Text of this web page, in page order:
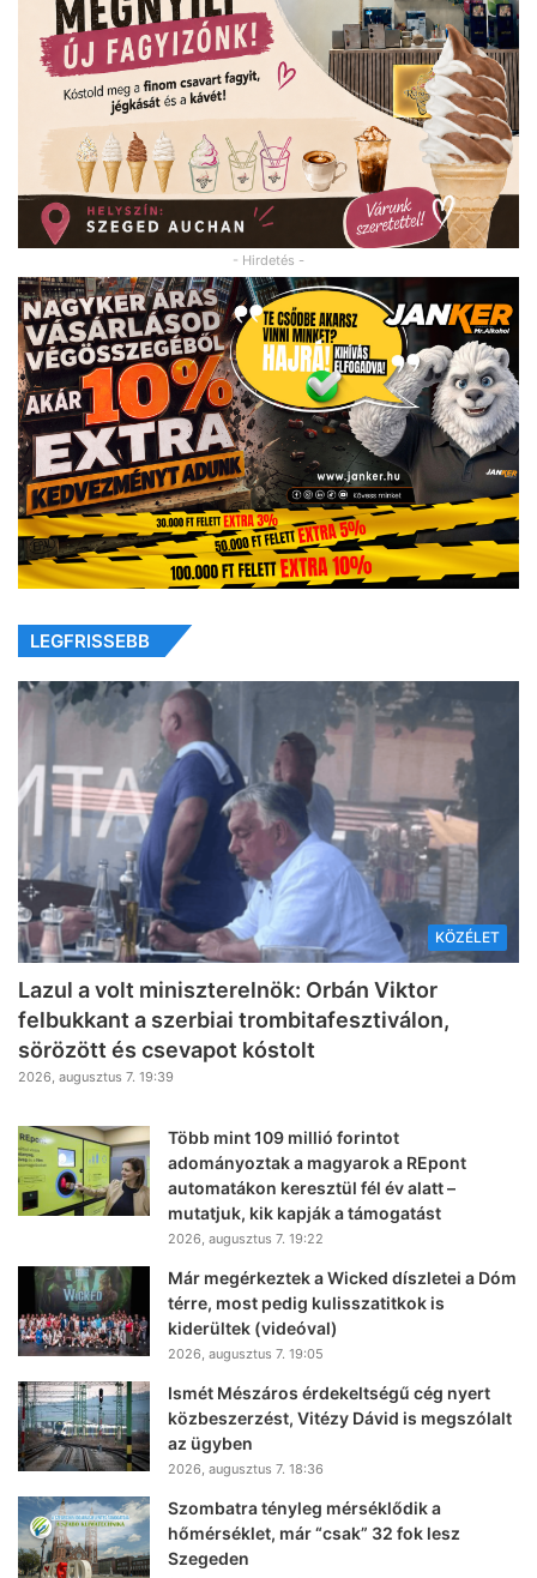
- Hirdetés -
LEGFRISSEBB
KÖZÉLET
Lazul a volt miniszterelnök: Orbán Viktor
felbukkant a szerbiai trombitafesztiválon,
sörözött és csevapot kóstolt
2026, augusztus 7. 19:39
Több mint 109 millió forintot
adományoztak a magyarok a REpont
automatákon keresztül fél év alatt –
mutatjuk, kik kapják a támogatást
2026, augusztus 7. 19:22
Már megérkeztek a Wicked díszletei a Dóm
térre, most pedig kulisszatitkok is
kiderültek (videóval)
2026, augusztus 7. 19:05
Ismét Mészáros érdekeltségű cég nyert
közbeszerzést, Vitézy Dávid is megszólalt
az ügyben
2026, augusztus 7. 18:36
Szombatra tényleg mérséklődik a
hőmérséklet, már “csak” 32 fok lesz
Szegeden